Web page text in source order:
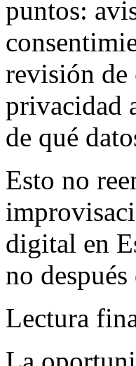
puntos:
revisión de
privacidad
de qué
Esto no
digital en
no
Lectura